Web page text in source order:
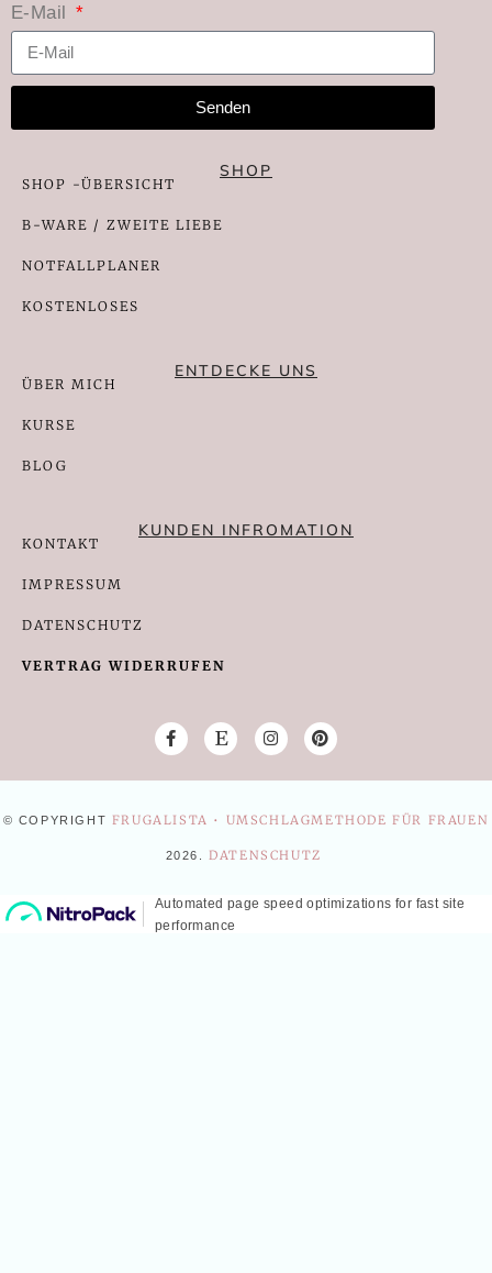
E-Mail
Senden
SHOP
SHOP -ÜBERSICHT
B-WARE / ZWEITE LIEBE
NOTFALLPLANER
KOSTENLOSES
ENTDECKE UNS
ÜBER MICH
KURSE
BLOG
KUNDEN INFROMATION
KONTAKT
IMPRESSUM
DATENSCHUTZ
VERTRAG WIDERRUFEN
© COPYRIGHT FRUGALISTA • UMSCHLAGMETHODE FÜR FRAUEN
2026 DATENSCHUTZ